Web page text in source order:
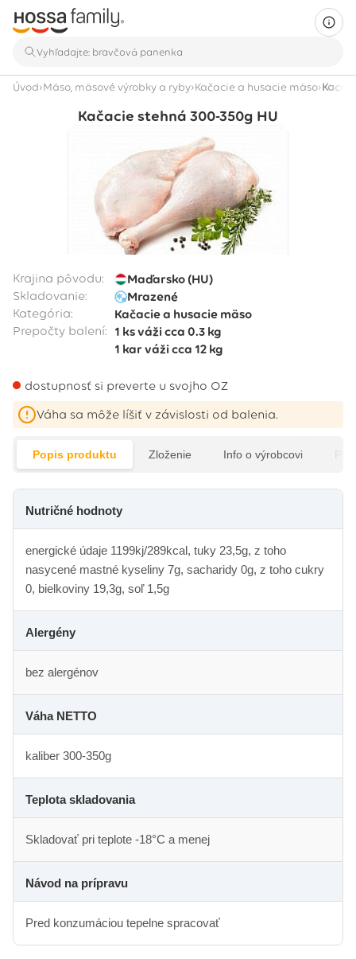
Úvod›Mäso, mäsové výrobky a ryby›Kačacie a husacie mäso›
Kačacie stehná 300-350g HU
Váha sa môže líšiť v závislosti od balenia.
Krajina pôvodu:
Maďarsko (HU)
Skladovanie:
Mrazené
Kategória:
Kačacie a husacie mäso
Prepočty balení: 1 ksváži cca 0.3 kg
1 karváži cca 12 kg
dostupnosť si preverte u svojho OZ
Popis produktu Zloženie Info o výrobcovi
Nutričné hodnoty
energické údaje 1199kj/289kcal, tuky 23,5g, z toho
nasycené mastné kyseliny 7g, sacharidy 0g, z toho cukry
0, bielkoviny 19,3g, soľ 1,5g
Alergény
bez alergénov
Váha NETTO
kaliber 300-350g
Teplota skladovania
Skladovať pri teplote -18°C a menej
Návod na prípravu
Pred konzumáciou tepelne spracovať